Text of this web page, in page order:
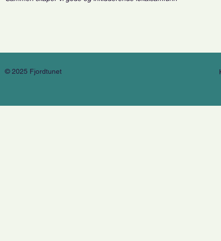
© 2025 Fjordtunet